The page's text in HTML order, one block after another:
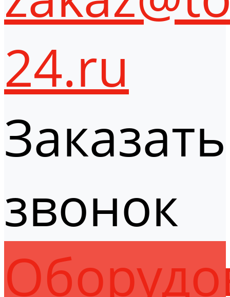
24.ru
Заказать
звонок